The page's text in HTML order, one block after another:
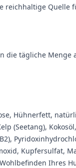
reichhaltige
tägliche
Hühnerfett,
(Seetang),
Kupfersulfat,
Ihres